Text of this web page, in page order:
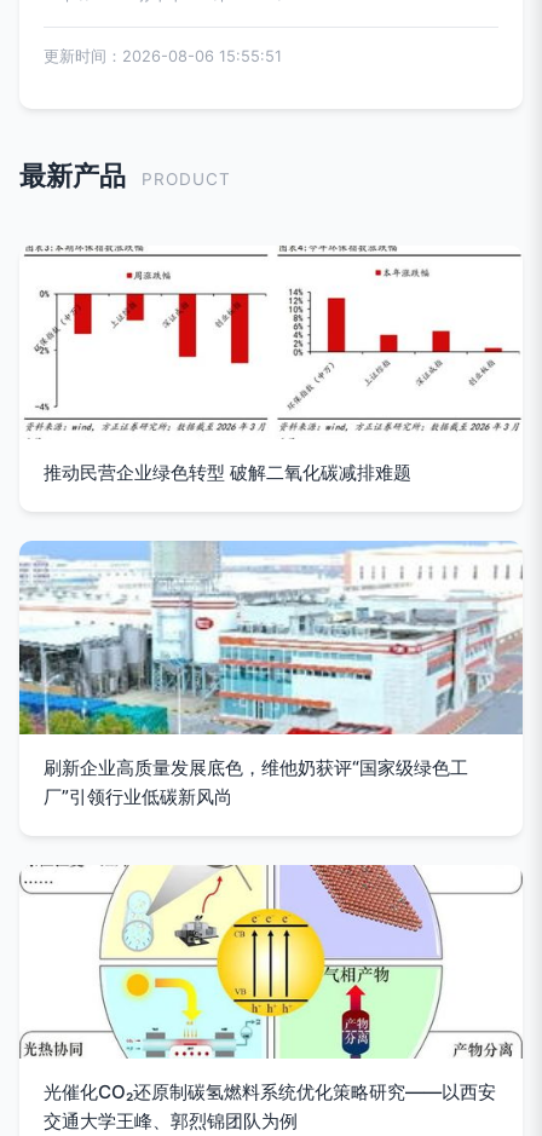
更新时间：2026-08-06 15:55:51
最新产品 PRODUCT
推动民营企业绿色转型 破解二氧化碳减排难题
刷新企业高质量发展底色，维他奶获评“国家级绿色工
厂”引领行业低碳新风尚
光催化CO₂还原制碳氢燃料系统优化策略研究——以西安
交通大学王峰、郭烈锦团队为例